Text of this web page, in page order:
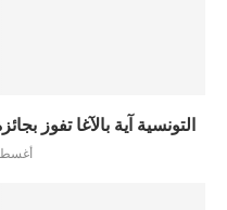
التونسية آية بالآغا تفوز
أغسطس